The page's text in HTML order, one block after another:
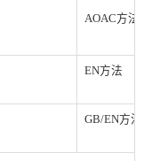
AOAC方法
EN方法
GB/EN方法